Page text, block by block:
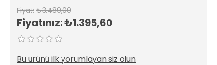
Fiyat: ₺3.489,00
Fiyatınız:₺1.395,60
Bu ürünü ilk yorumlayan siz olun